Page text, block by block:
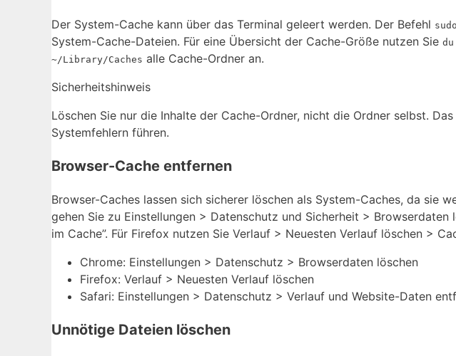
Der System-Cache kann über das Terminal geleert werden. Der Befehl
System-Cache-Dateien. Für eine Übersicht der Cache-Größe nutzen Sie
~/Library/Caches alle Cache-Ordner an.
Sicherheitshinweis
Löschen Sie nur die Inhalte der Cache-Ordner, nicht die Ordner selbst.
Systemfehlern führen.
Browser-Cache entfernen
Browser-Caches lassen sich sicherer löschen als System-Caches, da sie
gehen Sie zu Einstellungen > Datenschutz und Sicherheit > Browserdaten
im Cache”. Für Firefox nutzen Sie Verlauf > Neuesten Verlauf löschen >
Chrome: Einstellungen > Datenschutz > Browserdaten löschen
Firefox: Verlauf > Neuesten Verlauf löschen
Safari: Einstellungen > Datenschutz > Verlauf und Website-Daten
Unnötige Dateien löschen